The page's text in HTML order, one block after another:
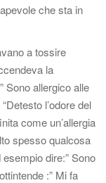
l
i
g
a
z
i
che sta in
a tossire
la
Sono allergico alle
l’odore del
come un’allergia
spesso qualcosa
dire:” Sono
:” Mi fa